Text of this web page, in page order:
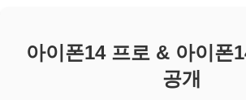
아이폰14 프로 & 아이폰
공개